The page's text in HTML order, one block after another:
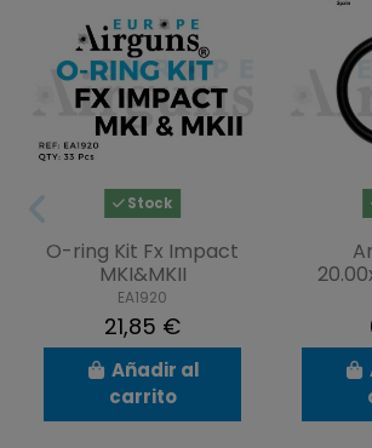
Stock
O-ring Kit Fx Impact
MKI&MKII
EA1920
21,85 €
Añadir al
carrito